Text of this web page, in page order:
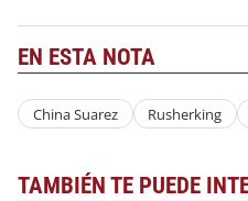
EN ESTA NOTA
China Suarez Rusherking
TAMBIÉN TE PUEDE